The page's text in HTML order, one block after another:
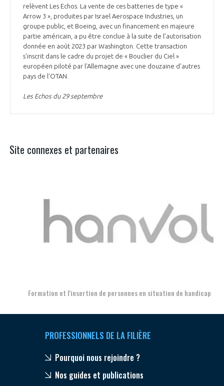
relèvent Les Echos. La vente de ces batteries de type «
Arrow 3 », produites par Israel Aerospace Industries, un
groupe public, et Boeing, avec un financement en majeure
partie américain, a pu être conclue à la suite de l’autorisation
donnée en août 2023 par Washington. Cette transaction
s'inscrit dans le cadre du projet de « Bouclier du Ciel »
européen piloté par l'Allemagne avec une douzaine d'autres
pays de l'OTAN.
Les Echos du 29 septembre
Site connexes et partenaires
Formation et l'insertion de personnes en situation de handicap
PROFESSIONNELS DE LA FILIÈRE
Pourquoi nous rejoindre ?
Nos guides et publications